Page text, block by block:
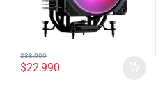
$22.990
$38.000